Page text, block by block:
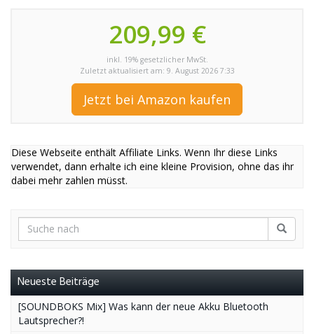
209,99 €
inkl. 19% gesetzlicher MwSt.
Zuletzt aktualisiert am: 9. August 2026 7:33
Jetzt bei Amazon kaufen
Diese Webseite enthält Affiliate Links. Wenn Ihr diese Links
verwendet, dann erhalte ich eine kleine Provision, ohne das ihr
dabei mehr zahlen müsst.
Neueste Beiträge
[SOUNDBOKS Mix] Was kann der neue Akku Bluetooth
Lautsprecher?!